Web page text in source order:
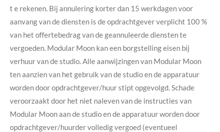
t e rekenen. Bij annulering korterdan 1 5 werkdagenvoor
aanvangvandediensten is deopdrachtgeververplicht 100%
van het offertebedragvandegeannuleerdedienstente
vergoeden. Modular Moon kan een borgstelling eisen bij
verhuur van de studio. Alle aanwijzingen van Modular Moon
ten aanzien van het gebruik van de studio en de apparatuur
worden door opdrachtgever/huur stipt opgevolgd. Schade
veroorzaakt door het niet naleven van de instructies van
Modular Moon aan de studio en de apparatuur worden door
opdrachtgever/huurder volledig vergoed (eventueel